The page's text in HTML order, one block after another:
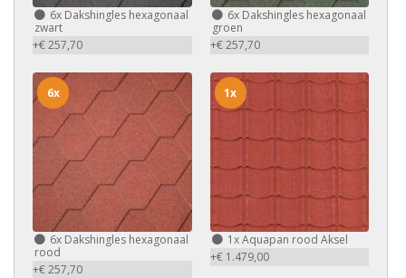
6x Dakshingles hexagonaal
zwart
+€ 257,70
6xDakshingles hexagonaal
groen
+€ 257,70
6x Dakshingles hexagonaal
rood
+€ 257,70
6x
1xAquapan rood Aksel
+€ 1.479,00
1x